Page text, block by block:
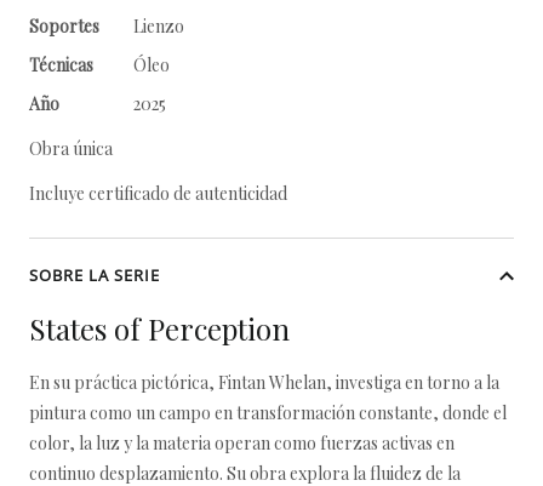
Soportes
Lienzo
Técnicas
Óleo
Año
2025
Obra única
Incluye certificado de autenticidad
SOBRE LA SERIE
States of Perception
En su práctica pictórica, Fintan Whelan, investiga en torno a la
pintura como un campo en transformación constante, donde el
color, la luz y la materia operan como fuerzas activas en
continuo desplazamiento. Su obra explora la fluidez de la